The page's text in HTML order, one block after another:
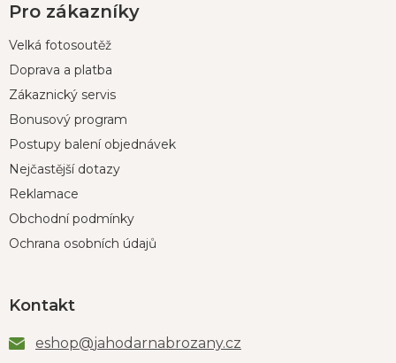
Pro zákazníky
Velká fotosoutěž
Doprava a platba
Zákaznický servis
Bonusový program
Postupy balení objednávek
Nejčastější dotazy
Reklamace
Obchodní podmínky
Ochrana osobních údajů
Kontakt
eshop@jahodarnabrozany.cz